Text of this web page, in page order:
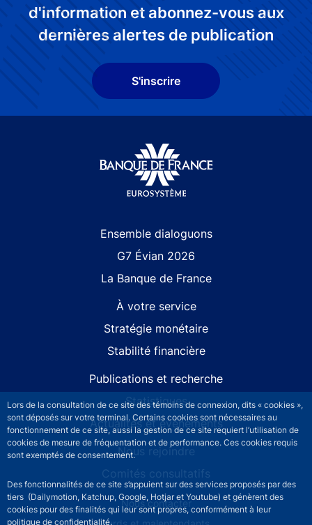
Lors de la consultation de ce site des témoins de connexion, dits « cookies »,
sont déposés sur votre terminal. Certains cookies sont nécessaires au
fonctionnement de ce site, aussi la gestion de ce site requiert l’utilisation de
cookies de mesure de fréquentation et de performance. Ces cookies requis
sont exemptés de consentement.
Des fonctionnalités de ce site s’appuient sur des services proposés par des
tiers (Dailymotion, Katchup, Google, Hotjar et Youtube) et génèrent des
cookies pour des finalités qui leur sont propres, conformément à leur
politique de confidentialité.
d'information et abonnez-vous aux
dernières alertes de publication
S'inscrire
Ensemble dialoguons
G7 Évian 2026
La Banque de France
À votre service
Stratégie monétaire
Stabilité financière
Publications et recherche
Statistiques
Actualités et événements
Nous rejoindre
Comités consultatifs
Footer secondary menuNous contacter